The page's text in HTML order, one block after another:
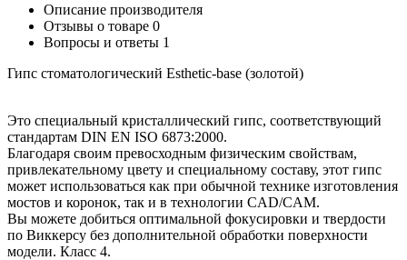
Описание производителя
Отзывы о товаре 0
Вопросы и ответы 1
Гипс стоматологический Esthetic-base (золотой)
Это специальный кристаллический гипс, соответствующий
стандартам DIN EN ISO 6873:2000.
Благодаря своим превосходным физическим свойствам,
привлекательному цвету и специальному составу, этот гипс
может использоваться как при обычной технике изготовления
мостов и коронок, так и в технологии CAD/CAM.
Вы можете добиться оптимальной фокусировки и твердости
по Виккерсу без дополнительной обработки поверхности
модели. Класс 4.